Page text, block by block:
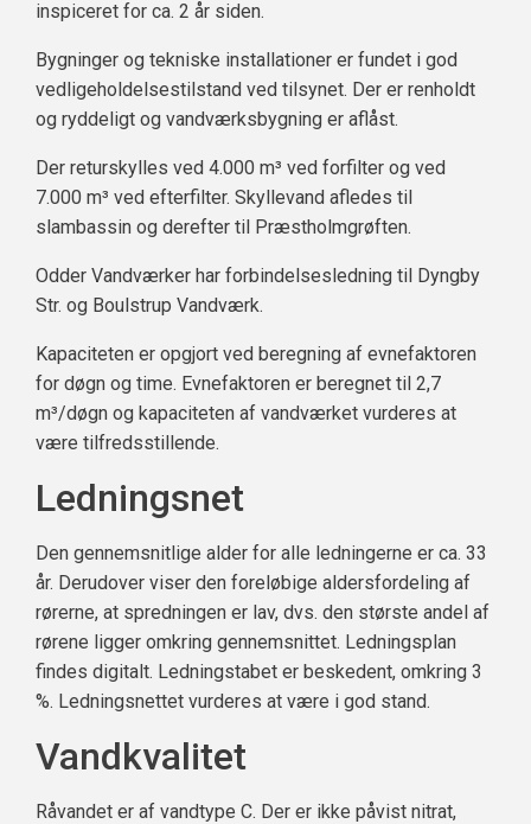
inspiceret for ca. 2 år siden.
Bygninger og tekniske installationer er fundet i god
vedligeholdelsestilstand ved tilsynet. Der er renholdt
og ryddeligt og vandværksbygning er aflåst.
Der returskylles ved 4.000 m³ ved forfilter og ved
7.000 m³ ved efterfilter. Skyllevand afledes til
slambassin og derefter til Præstholmgrøften.
Odder Vandværker har forbindelsesledning til Dyngby
Str. og Boulstrup Vandværk.
Kapaciteten er opgjort ved beregning af evnefaktoren
for døgn og time. Evnefaktoren er beregnet til 2,7
m³/døgn og kapaciteten af vandværket vurderes at
være tilfredsstillende.
Ledningsnet
Den gennemsnitlige alder for alle ledningerne er ca. 33
år. Derudover viser den foreløbige aldersfordeling af
rørerne, at spredningen er lav, dvs. den største andel af
rørene ligger omkring gennemsnittet. Ledningsplan
findes digitalt. Ledningstabet er beskedent, omkring 3
%. Ledningsnettet vurderes at være i god stand.
Vandkvalitet
Råvandet er af vandtype C. Der er ikke påvist nitrat,